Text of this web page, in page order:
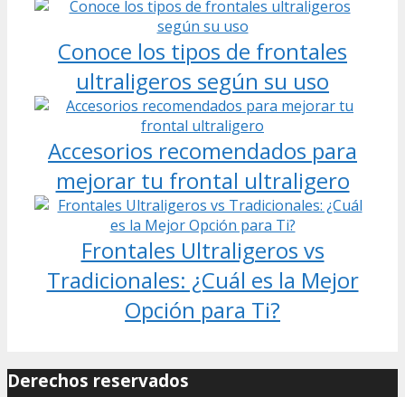
Conoce los tipos de frontales
ultraligeros según su uso
Accesorios recomendados para
mejorar tu frontal ultraligero
Frontales Ultraligeros vs
Tradicionales: ¿Cuál es la Mejor
Opción para Ti?
Derechos reservados